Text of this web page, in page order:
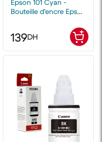
Epson 101 Cyan -
Bouteille d'encre Epson
139DH